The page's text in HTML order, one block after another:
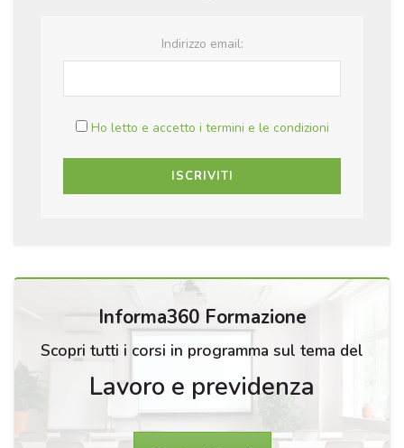
Indirizzo email:
Ho letto e accetto i termini e le condizioni
Informa360 Formazione
Scopri tutti i corsi in programma sul tema del
Lavoro e previdenza